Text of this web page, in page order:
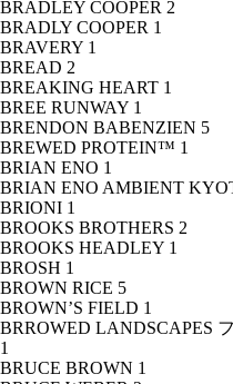
BRADLEY COOPER 2
BRADLY COOPER 1
BRAVERY 1
BREAD 2
BREAKING HEART 1
BREE RUNWAY 1
BRENDON BABENZIEN 5
BREWED PROTEIN™ 1
BRIAN ENO 1
BRIAN ENO AMBIENT
BRIONI 1
BROOKS BROTHERS 2
BROOKS HEADLEY 1
BROSH 1
BROWN RICE 5
BROWN’S FIELD 1
BRROWED LANDSCAPES
1
BRUCE BROWN 1